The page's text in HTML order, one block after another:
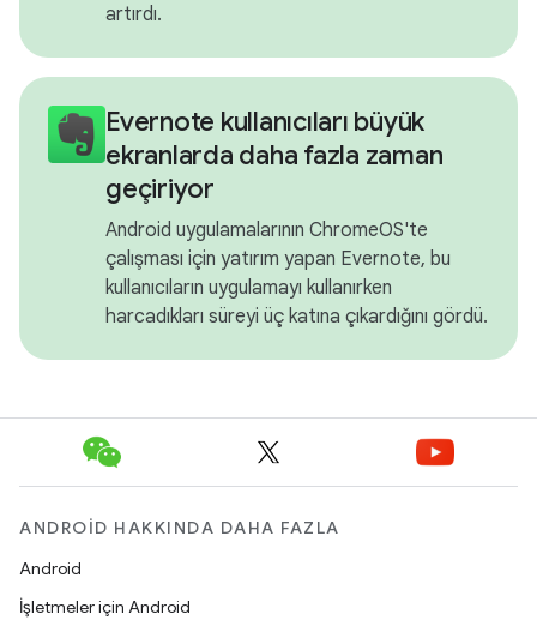
artırdı.
Evernote kullanıcıları büyük
ekranlarda daha fazla zaman
geçiriyor
Android uygulamalarının ChromeOS'te
çalışması için yatırım yapan Evernote, bu
kullanıcıların uygulamayı kullanırken
harcadıkları süreyi üç katına çıkardığını gördü.
ANDROID HAKKINDA DAHA FAZLA
Android
İşletmeler için Android